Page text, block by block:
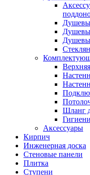
Шланг
Аксессуары
Кирпич
Инженерная доска
Стеновые панели
Плитка
Ступени